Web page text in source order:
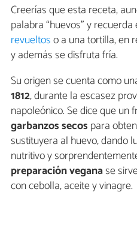
Creerías que esta receta,
palabra “huevos” y
revueltoso a una tortilla, en
y además se disfruta fría.
Su origen se cuenta como
1812, durante la escasez
napoleónico. Se dice que un
garbanzos secos para
sustituyera al huevo, dando
nutritivo y
preparación veganase
con cebolla, aceite y vinagre.